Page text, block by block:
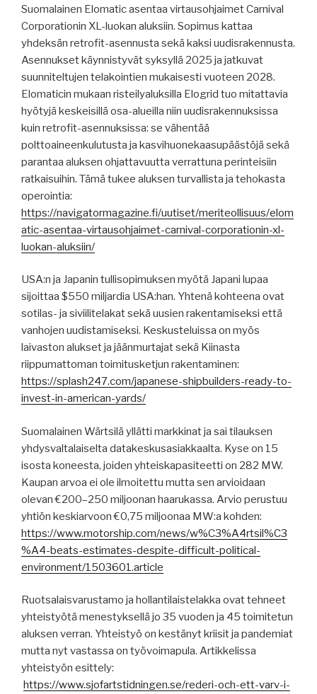
Suomalainen Elomatic asentaa virtausohjaimet Carnival
Corporationin XL-luokan aluksiin. Sopimus kattaa
yhdeksän retrofit-asennusta sekä kaksi uudisrakennusta.
Asennukset käynnistyvät syksyllä 2025 ja jatkuvat
suunniteltujen telakointien mukaisesti vuoteen 2028.
Elomaticin mukaan risteilyaluksilla Elogrid tuo mitattavia
hyötyjä keskeisillä osa-alueilla niin uudisrakennuksissa
kuin retrofit-asennuksissa: se vähentää
polttoaineenkulutusta ja kasvihuonekaasupäästöjä sekä
parantaa aluksen ohjattavuutta verrattuna perinteisiin
ratkaisuihin. Tämä tukee aluksen turvallista ja tehokasta
operointia:
https://navigatormagazine.fi/uutiset/meriteollisuus/elom
atic-asentaa-virtausohjaimet-carnival-corporationin-xl-
luokan-aluksiin/
USA:n ja Japanin tullisopimuksen myötä Japani lupaa
sijoittaa $550 miljardia USA:han. Yhtenä kohteena ovat
sotilas- ja siviilitelakat sekä uusien rakentamiseksi että
vanhojen uudistamiseksi. Keskusteluissa on myös
laivaston alukset ja jäänmurtajat sekä Kiinasta
riippumattoman toimitusketjun rakentaminen:
https://splash247.com/japanese-shipbuilders-ready-to-
invest-in-american-yards/
Suomalainen Wärtsilä yllätti markkinat ja sai tilauksen
yhdysvaltalaiselta datakeskusasiakkaalta. Kyse on 15
isosta koneesta, joiden yhteiskapasiteetti on 282 MW.
Kaupan arvoa ei ole ilmoitettu mutta sen arvioidaan
olevan €200–250 miljoonan haarukassa. Arvio perustuu
yhtiön keskiarvoon €0,75 miljoonaa MW:a kohden:
https://www.motorship.com/news/w%C3%A4rtsil%C3
%A4-beats-estimates-despite-difficult-political-
environment/1503601.article
Ruotsalaisvarustamo ja hollantilaistelakka ovat tehneet
yhteistyötä menestyksellä jo 35 vuoden ja 45 toimitetun
aluksen verran. Yhteistyö on kestänyt kriisit ja pandemiat
mutta nyt vastassa on työvoimapula. Artikkelissa
yhteistyön esittely:
https://www.sjofartstidningen.se/rederi-och-ett-varv-i-